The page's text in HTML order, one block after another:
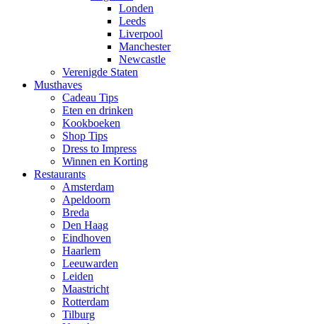
Londen
Leeds
Liverpool
Manchester
Newcastle
Verenigde Staten
Musthaves
Cadeau Tips
Eten en drinken
Kookboeken
Shop Tips
Dress to Impress
Winnen en Korting
Restaurants
Amsterdam
Apeldoorn
Breda
Den Haag
Eindhoven
Haarlem
Leeuwarden
Leiden
Maastricht
Rotterdam
Tilburg